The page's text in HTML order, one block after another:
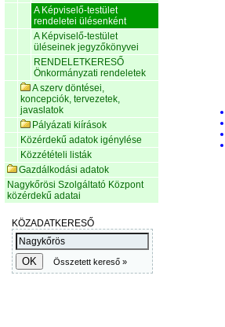
A Képviselő-testület
rendeletei ülésenként
A Képviselő-testület
üléseinek jegyzőkönyvei
RENDELETKERESŐ
Önkormányzati rendeletek
A szerv döntései,
koncepciók, tervezetek,
javaslatok
Pályázati kiírások
Közérdekű adatok igénylése
Közzétételi listák
Gazdálkodási adatok
Nagykőrösi Szolgáltató Központ
közérdekű adatai